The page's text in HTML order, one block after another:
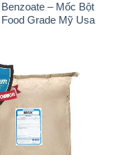
– Mốc Bột
Grade Mỹ Usa